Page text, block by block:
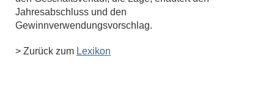
Jahresabschluss und den
Gewinnverwendungsvorschlag.
> Zurück zum Lexikon